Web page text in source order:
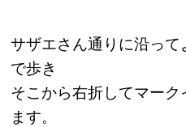
サザエさん通りに沿って
で歩き
そこから右折してマー
ます。